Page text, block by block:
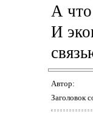
А что
И
Автор:
Заголовок